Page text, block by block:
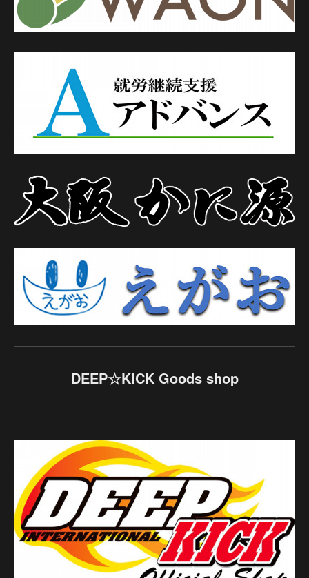
DEEP☆KICK Goods shop